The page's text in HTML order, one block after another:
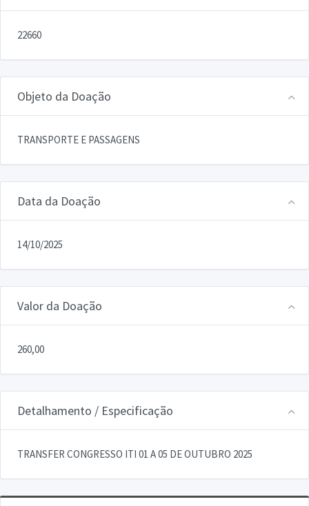
22660
Objeto da Doação
TRANSPORTE E PASSAGENS
Data da Doação
14/10/2025
Valor da Doação
260,00
Detalhamento / Especificação
TRANSFER CONGRESSO ITI 01 A 05 DE OUTUBRO 2025